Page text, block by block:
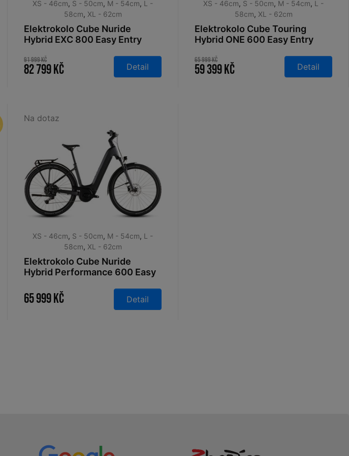
XS - 46cm, S - 50cm, M - 54cm, L -
58cm, XL - 62cm
Elektrokolo Cube Nuride
Hybrid EXC 800 Easy Entry
91 999 Kč
82 799 Kč Detail
XS - 46cm, S - 50cm, M - 54cm, L -
58cm, XL - 62cm
Elektrokolo Cube Touring
Hybrid ONE 600 Easy Entry
65 999 Kč
59 399 Kč Detail
Na dotaz
XS - 46cm, S - 50cm, M - 54cm, L -
58cm, XL - 62cm
Elektrokolo Cube Nuride
Hybrid Performance 600 Easy
65 999 Kč Detail